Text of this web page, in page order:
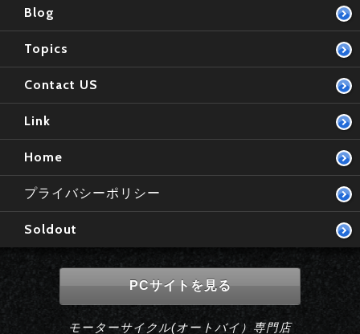
Blog
Topics
Contact US
Link
Home
プライバシーポリシー
Soldout
PCサイトを見る
モーターサイクル(オートバイ）専門店